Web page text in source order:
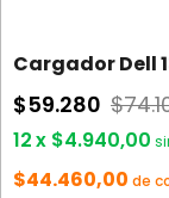
Cargador Dell
$59.280
12x $4.940,00
$44.460,00 de